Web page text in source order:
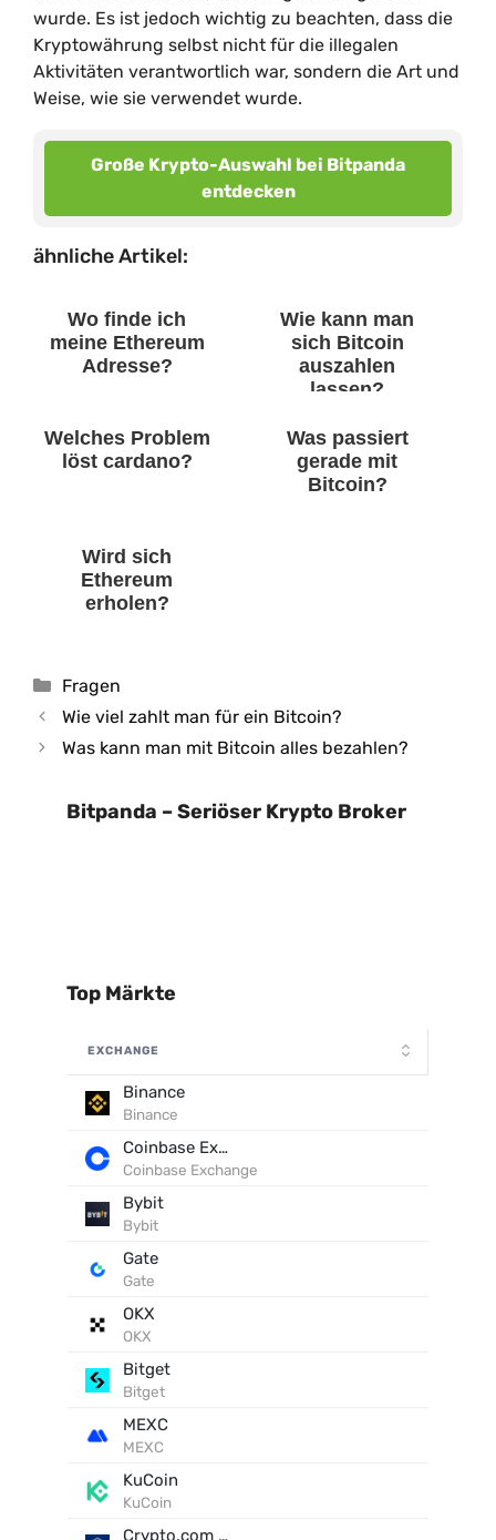
wurde. Es ist jedoch wichtig zu beachten, dass die
Kryptowährung selbst nicht für die illegalen
Aktivitäten verantwortlich war, sondern die Art und
Weise, wie sie verwendet wurde.
Große Krypto-Auswahl bei Bitpanda
entdecken
ähnliche Artikel:
Wo finde ich
meine Ethereum
Adresse?
Wie kann man
sich Bitcoin
auszahlen
lassen?
Welches Problem
löst cardano?
Was passiert
gerade mit
Bitcoin?
Wird sich
Ethereum
erholen?
Kategorien
Fragen
Wie viel zahlt man für ein Bitcoin?
Was kann man mit Bitcoin alles bezahlen?
Bitpanda – Seriöser Krypto Broker
Top Märkte
EXCHANGE
Binance
Binance
Coinbase Exchange
Coinbase Exchange
Bybit
Bybit
Gate
Gate
OKX
OKX
Bitget
Bitget
MEXC
MEXC
KuCoin
KuCoin
Crypto.com Exchange